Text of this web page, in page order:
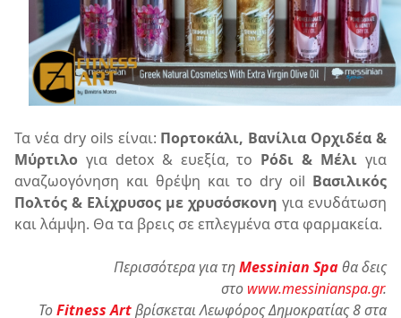
Τα νέα dry oils είναι: Πορτοκάλι, Βανίλια Ορχιδέα &
Μύρτιλο για detox & ευεξία, το Ρόδι & Μέλιγια
αναζωογόνηση και θρέψη και το dry oil Βασιλικός
Πολτός & Ελίχρυσος με χρυσόσκονη για ενυδάτωση
και λάμψη. Θα τα βρεις σε επλεγμένα στα φαρμακεία.
Περισσότερα για τηMessinian Spaθα δεις
στο www.messinianspa.gr.
ΤοFitness Artβρίσκεται Λεωφόρος Δημοκρατίας 8 στα